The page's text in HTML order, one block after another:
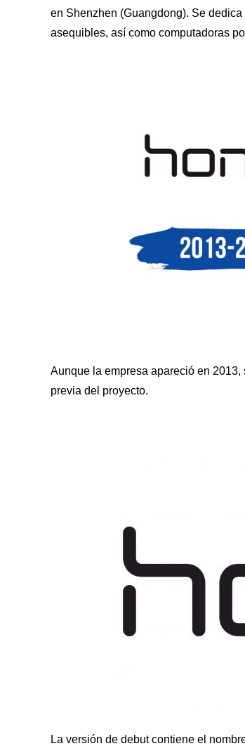
en Shenzhen (Guangdong). Se
asequibles, así como computadoras
Aunque la empresa apareció en
previa del proyecto.
La versión de debut contiene el